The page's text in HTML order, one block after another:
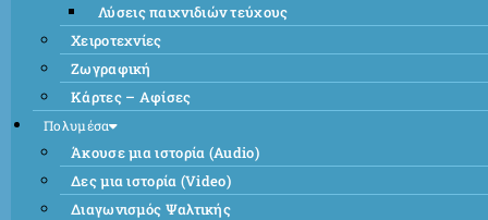
Λύσεις παιχνιδιών τεύχους
Χειροτεχνίες
Ζωγραφική
Κάρτες – Αφίσες
Πολυμέσα
Άκουσε μια ιστορία (Audio)
Δες μια ιστορία (Video)
Διαγωνισμός Ψαλτικής